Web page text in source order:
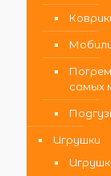
самых
Игрушки